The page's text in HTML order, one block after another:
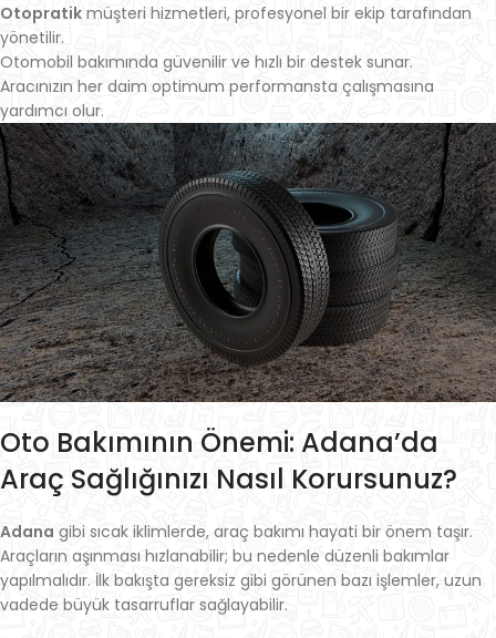
Otopratik müşteri hizmetleri, profesyonel bir ekip tarafından
yönetilir.
Otomobil bakımında güvenilir ve hızlı bir destek sunar.
Aracınızın her daim optimum performansta çalışmasına
yardımcı olur.
Oto Bakımının Önemi: Adana’da
Araç Sağlığınızı Nasıl Korursunuz?
Adana gibi sıcak iklimlerde, araç bakımı hayati bir önem taşır.
Araçların aşınması hızlanabilir; bu nedenle düzenli bakımlar
yapılmalıdır. İlk bakışta gereksiz gibi görünen bazı işlemler, uzun
vadede büyük tasarruflar sağlayabilir.